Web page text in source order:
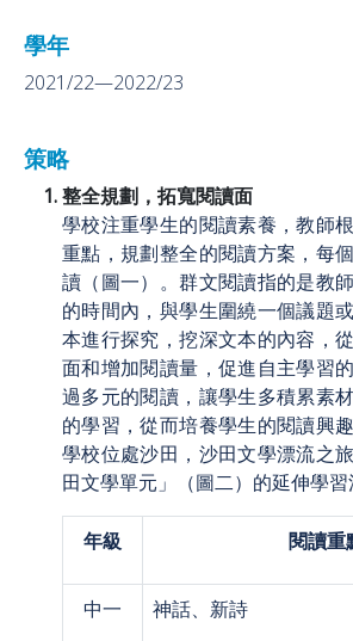
學年
2021/22—2022/23
策略
整全規劃，拓寬閱讀面
學校注重學生的閱讀素養，教師
重點，規劃整全的閱讀方案，每
讀（圖一）。群文閱讀指的是教
的時間內，與學生圍繞一個議題
本進行探究，挖深文本的內容，
面和增加閱讀量，促進自主學習
過多元的閱讀，讓學生多積累素
的學習，從而培養學生的閱讀興
學校位處沙田，沙田文學漂流之
田文學單元」（圖二）的延伸學習
年級 閱讀重
中一 神話、新詩